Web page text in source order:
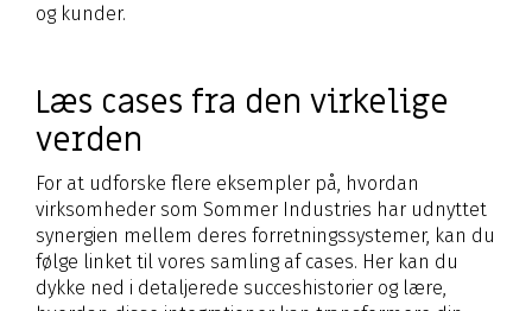
og kunder.
Læs cases fra den virkelige
verden
For at udforske flere eksempler på, hvordan
virksomheder som Sommer Industries har udnyttet
synergien mellem deres forretningssystemer, kan du
følge linket til vores samling af cases. Her kan du
dykke ned i detaljerede succeshistorier og lære,